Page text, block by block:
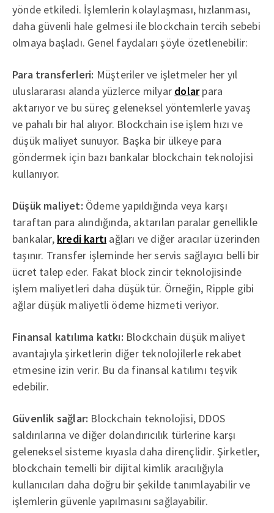
yönde etkiledi. İşlemlerin kolaylaşması, hızlanması,
daha güvenli hale gelmesi ile blockchain tercih sebebi
olmaya başladı. Genel faydaları şöyle özetlenebilir:
Para transferleri: Müşteriler ve işletmeler her yıl
uluslararası alanda yüzlerce milyar dolarpara
aktarıyor ve bu süreç geleneksel yöntemlerle yavaş
ve pahalı bir hal alıyor. Blockchain ise işlem hızı ve
düşük maliyet sunuyor. Başka bir ülkeye para
göndermek için bazı bankalar blockchain teknolojisi
kullanıyor.
Düşük maliyet: Ödeme yapıldığında veya karşı
taraftan para alındığında, aktarılan paralar genellikle
bankalar, kredi kartı ağları ve diğer aracılar üzerinden
taşınır. Transfer işleminde her servis sağlayıcı belli bir
ücret talep eder. Fakat block zincir teknolojisinde
işlem maliyetleri daha düşüktür. Örneğin, Ripple gibi
ağlar düşük maliyetli ödeme hizmeti veriyor.
Finansal katılıma katkı: Blockchain düşük maliyet
avantajıyla şirketlerin diğer teknolojilerle rekabet
etmesine izin verir. Bu da finansal katılımı teşvik
edebilir.
Güvenlik sağlar: Blockchain teknolojisi, DDOS
saldırılarına ve diğer dolandırıcılık türlerine karşı
geleneksel sisteme kıyasla daha dirençlidir. Şirketler,
blockchain temelli bir dijital kimlik aracılığıyla
kullanıcıları daha doğru bir şekilde tanımlayabilir ve
işlemlerin güvenle yapılmasını sağlayabilir.